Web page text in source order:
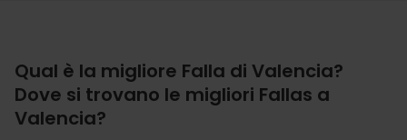
Qual è la migliore Falla di Valencia?
Dove si trovano le migliori Fallas a
Valencia?